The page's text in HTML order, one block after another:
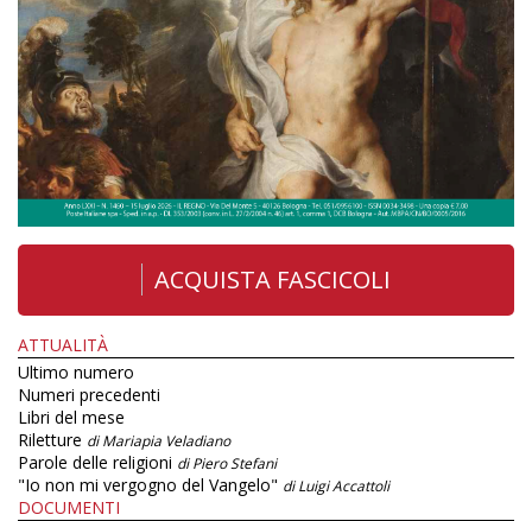
ACQUISTA FASCICOLI
ATTUALITÀ
Ultimo numero
Numeri precedenti
Libri del mese
Riletture di Mariapia Veladiano
Parole delle religioni di Piero Stefani
"Io non mi vergogno del Vangelo" di Luigi Accattoli
DOCUMENTI